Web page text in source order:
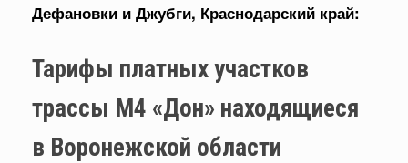
Дефановки и Джубги, Краснодарский край:
Тарифы платных участков
трассы М4 «Дон» находящиеся
в Воронежской области